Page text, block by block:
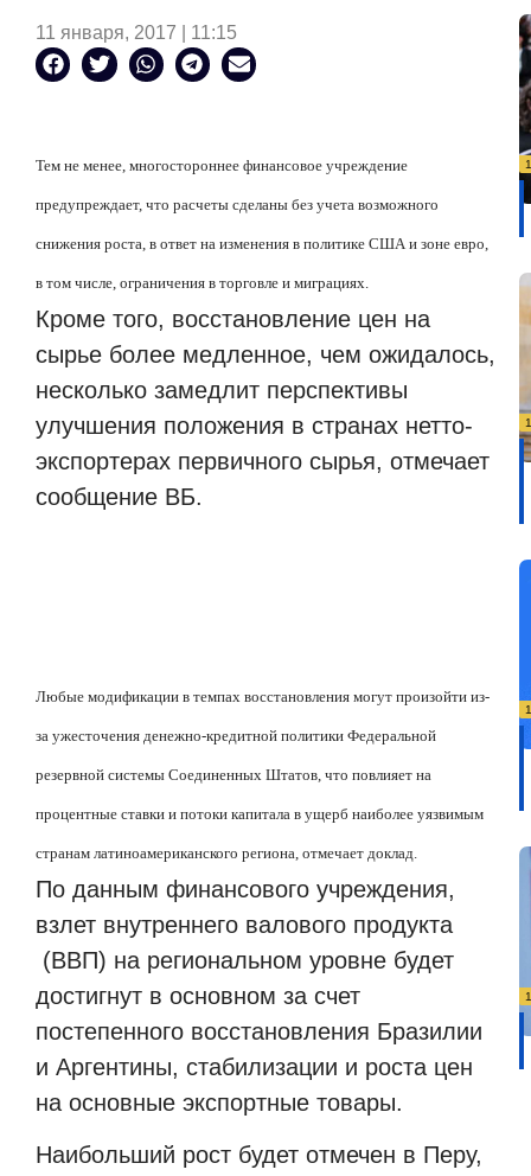
11 января, 2017 | 11:15
Тем не менее, многостороннее финансовое учреждение
предупреждает, что расчеты сделаны без учета возможного
снижения роста, в ответ на изменения в политике США и зоне евро,
в том числе, ограничения в торговле и миграциях.
Кроме того, восстановление цен на
сырье более медленное, чем ожидалось,
несколько замедлит перспективы
улучшения положения в странах нетто-
экспортерах первичного сырья, отмечает
сообщение ВБ.
Любые модификации в темпах восстановления могут произойти из-
за ужесточения денежно-кредитной политики Федеральной
резервной системы Соединенных Штатов, что повлияет на
процентные ставки и потоки капитала в ущерб наиболее уязвимым
странам латиноамериканского региона, отмечает доклад.
По данным финансового учреждения,
взлет внутреннего валового продукта
(ВВП) на региональном уровне будет
достигнут в основном за счет
постепенного восстановления Бразилии
и Аргентины, стабилизации и роста цен
на основные экспортные товары.
Наибольший рост будет отмечен в Перу,